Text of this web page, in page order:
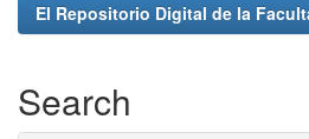
El Repositorio Digital de la
Search